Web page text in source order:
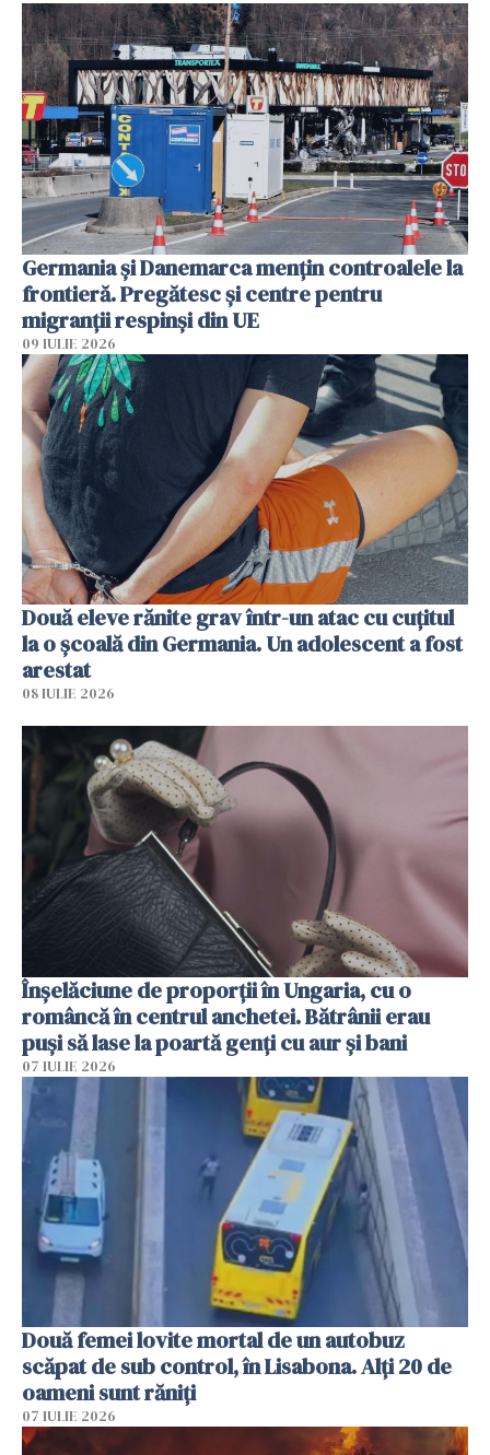
Germania și Danemarca mențin controalele la
frontieră. Pregătesc și centre pentru
migranții respinși din UE
09 IULIE 2026
Două eleve rănite grav într-un atac cu cuțitul
la o școală din Germania. Un adolescent a fost
arestat
08 IULIE 2026
Înșelăciune de proporții în Ungaria, cu o
româncă în centrul anchetei. Bătrânii erau
puși să lase la poartă genți cu aur și bani
07 IULIE 2026
Două femei lovite mortal de un autobuz
scăpat de sub control, în Lisabona. Alți 20 de
oameni sunt răniți
07 IULIE 2026